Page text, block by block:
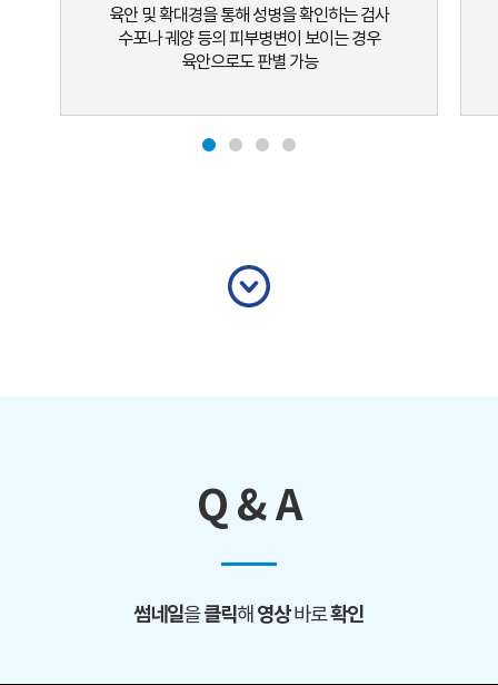
육안 및 확대경을 통해 성병을 확인하는 검사
수포나 궤양 등의 피부병변이 보이는 경우
육안으로도 판별 가능
Q & A
썸네일을클릭해 영상바로확인